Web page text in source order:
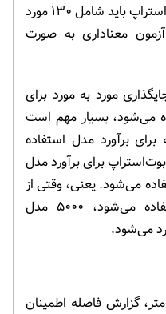
باشد، هرکدام از ۵۰۰۰ نمونه بوت‌استراپ باید شامل ۱۳۰ مورد
معناداری به صورت
مورد به مورد برای
می‌شود، بسیار مهم است
برآورد مدل استفاده
برای برآورد مدل
می‌شود. یعنی، وقتی از
۵۰۰۰ نمونه بوت استراپ استفاده می‌شود، ۵۰۰۰ مدل
می‌شود.
گزارش فاصله اطمینان